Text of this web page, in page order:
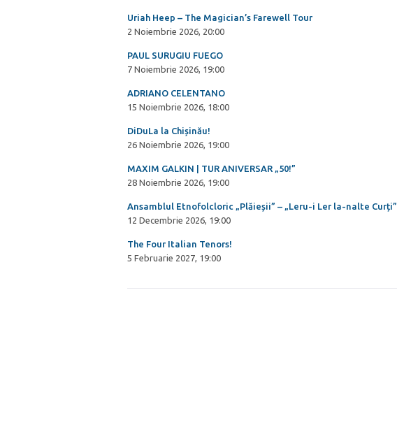
Uriah Heep – The Magician’s Farewell Tour
2 Noiembrie 2026, 20:00
PAUL SURUGIU FUEGO
7 Noiembrie 2026, 19:00
ADRIANO CELENTANO
15 Noiembrie 2026, 18:00
DiDuLa la Chișinău!
26 Noiembrie 2026, 19:00
MAXIM GALKIN | TUR ANIVERSAR „50!”
28 Noiembrie 2026, 19:00
Ansamblul Etnofolcloric „Plăieșii” – „Leru-i Ler la-nalte Curți”
12 Decembrie 2026, 19:00
The Four Italian Tenors!
5 Februarie 2027, 19:00